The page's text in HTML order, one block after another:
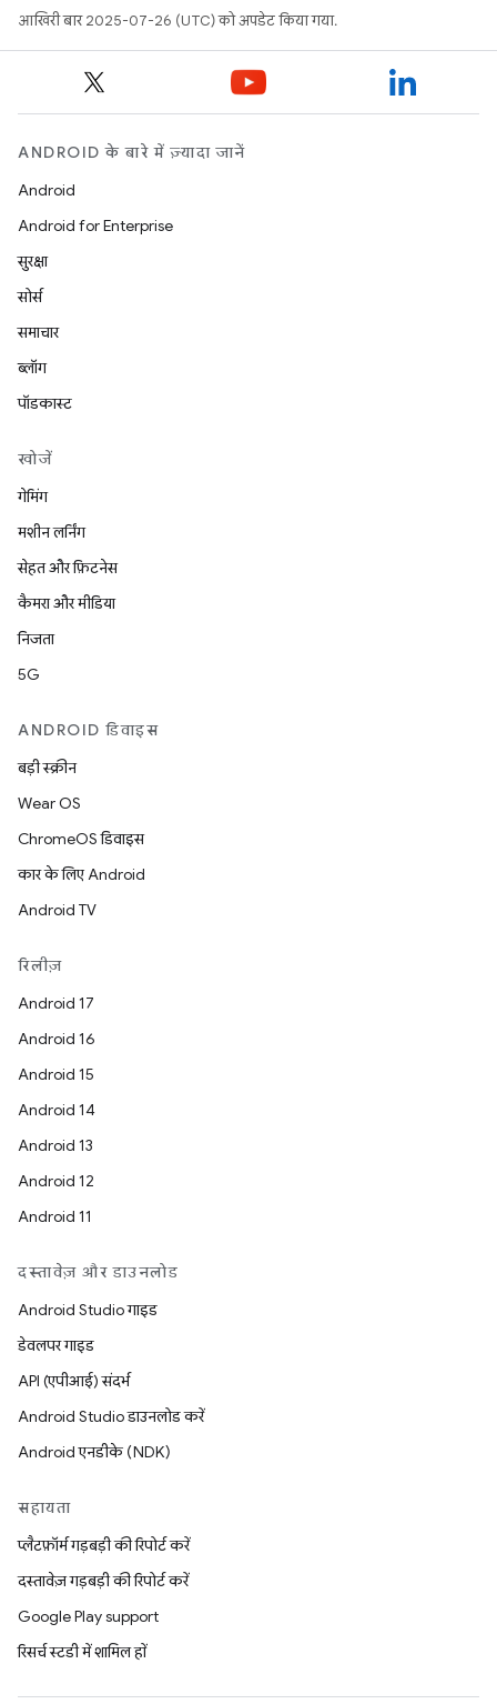
आखिरी बार 2025-07-26 (UTC) को अपडेट किया गया.
ANDROID के बारे में ज़्यादा जानें
Android
Android for Enterprise
सुरक्षा
सोर्स
समाचार
ब्लॉग
पॉडकास्ट
खोजें
गेमिंग
मशीन लर्निंग
सेहत और फ़िटनेस
कैमरा और मीडिया
निजता
5G
ANDROID डिवाइस
बड़ी स्क्रीन
Wear OS
ChromeOS डिवाइस
कार के लिए Android
Android TV
रिलीज़
Android 17
Android 16
Android 15
Android 14
Android 13
Android 12
Android 11
दस्तावेज़ और डाउनलोड
Android Studio गाइड
डेवलपर गाइड
API (एपीआई) संदर्भ
Android Studio डाउनलोड करें
Android एनडीके (NDK)
सहायता
प्लैटफ़ॉर्म गड़बड़ी की रिपोर्ट करें
दस्तावेज़ गड़बड़ी की रिपोर्ट करें
Google Play support
रिसर्च स्टडी में शामिल हों